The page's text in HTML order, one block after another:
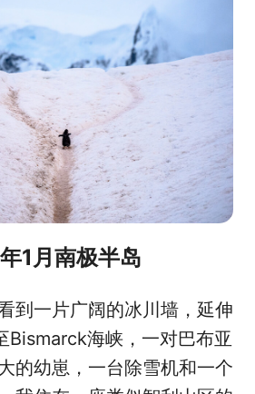
o
I
n
1月南极半岛
到一片广阔的冰川墙，延伸
Bismarck海峡，一对巴布亚
的幼崽，一台除雪机和一个